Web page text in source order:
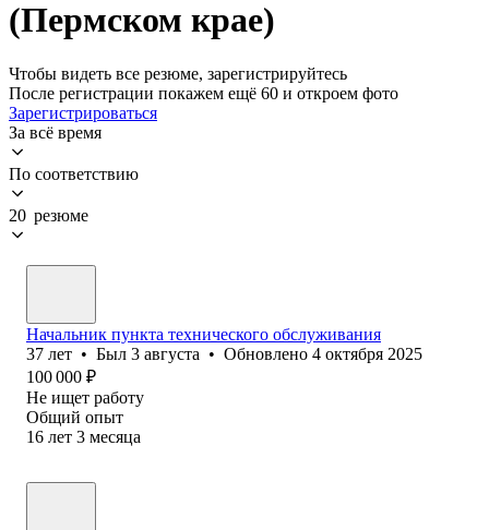
(Пермском крае)
Чтобы видеть все резюме, зарегистрируйтесь
После регистрации покажем ещё 60 и откроем фото
Зарегистрироваться
За всё время
По соответствию
20 резюме
Начальник пункта технического обслуживания
37 лет • Был 3 августа • Обновлено 4 октября 2025
100 000 ₽
Не ищет работу
Общий опыт
16 лет 3 месяца